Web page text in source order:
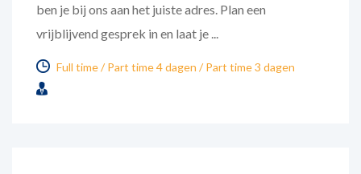
ben je bij ons aan het juiste adres. Plan een
vrijblijvend gesprek in en laat je ...
Full time Part time 4 dagen Part time 3 dagen